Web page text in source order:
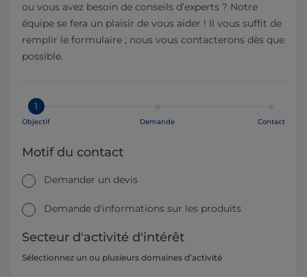
ou vous avez besoin de conseils d’experts ? Notre
équipe se fera un plaisir de vous aider ! Il vous suffit de
remplir le formulaire ; nous vous contacterons dès que
possible.
1
Objectif Demande Contact
Motif du contact
Demander un devis
Demande d'informations sur les produits
Secteur d'activité d'intérêt
Sélectionnez un ou plusieurs domaines d’activité